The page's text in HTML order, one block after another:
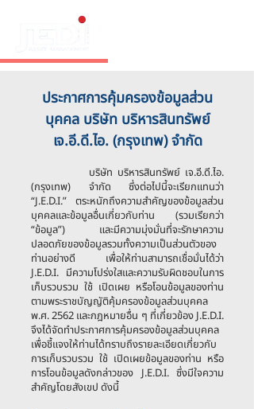
ประกาศการคุ้มครองข้อมูลส่วน
บุคคล บริษัท บริหารสินทรัพย์
เจ.อี.ดี.ไอ. (กรุงเทพ) จำกัด
บริษัท บริหารสินทรัพย์ เจ.อี.ดี.ไอ.
(กรุงเทพ) จำกัด ซึ่งต่อไปนี้จะเรียกแทนว่า
“J.E.D.I.” ตระหนักถึงความสำคัญของข้อมูลส่วน
บุคคลและข้อมูลอื่นเกี่ยวกับท่าน (รวมเรียกว่า
“ข้อมูล”) และมีความมุ่งมั่นที่จะรักษาความ
ปลอดภัยของข้อมูลรวมทั้งความเป็นส่วนตัวของ
ท่านอย่างดี เพื่อให้ท่านสามารถเชื่อมั่นได้ว่า
J.E.D.I. มีความโปร่งใสและความรับผิดชอบในการ
เก็บรวบรวม ใช้ เปิดเผย หรือโอนข้อมูลของท่าน
ตามพระราชบัญญัติคุ้มครองข้อมูลส่วนบุคคล
พ.ศ. 2562 และกฎหมายอื่น ๆ ที่เกี่ยวข้อง J.E.D.I.
จึงได้จัดทำประกาศการคุ้มครองข้อมูลส่วนบุคคล
เพื่อชี้แจงให้ท่านได้ทราบถึงรายละเอียดเกี่ยวกับ
การเก็บรวบรวม ใช้ เปิดเผยข้อมูลของท่าน หรือ
การโอนข้อมูลดังกล่าวของ J.E.D.I. ซึ่งมีใจความ
สำคัญโดยสังเขป ดังนี้